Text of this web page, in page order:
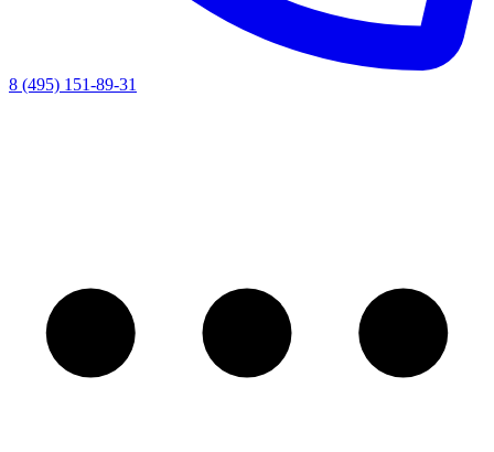
8 (495) 151-89-31